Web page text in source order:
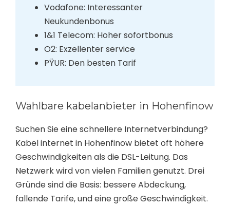
Vodafone: Interessanter
Neukundenbonus
1&1 Telecom: Hoher sofortbonus
O2: Exzellenter service
PŸUR: Den besten Tarif
Wählbare kabelanbieter in Hohenfinow
Suchen Sie eine schnellere Internetverbindung?
Kabel internet in Hohenfinow bietet oft höhere
Geschwindigkeiten als die DSL-Leitung. Das
Netzwerk wird von vielen Familien genutzt. Drei
Gründe sind die Basis: bessere Abdeckung,
fallende Tarife, und eine große Geschwindigkeit.